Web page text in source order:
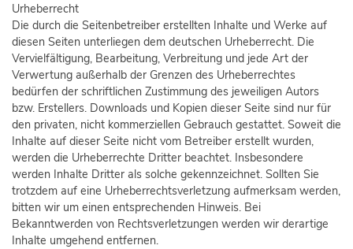
Urheberrecht
Die durch die Seitenbetreiber erstellten Inhalte und Werke auf
diesen Seiten unterliegen dem deutschen Urheberrecht. Die
Vervielfältigung, Bearbeitung, Verbreitung und jede Art der
Verwertung außerhalb der Grenzen des Urheberrechtes
bedürfen der schriftlichen Zustimmung des jeweiligen Autors
bzw. Erstellers. Downloads und Kopien dieser Seite sind nur für
den privaten, nicht kommerziellen Gebrauch gestattet. Soweit die
Inhalte auf dieser Seite nicht vom Betreiber erstellt wurden,
werden die Urheberrechte Dritter beachtet. Insbesondere
werden Inhalte Dritter als solche gekennzeichnet. Sollten Sie
trotzdem auf eine Urheberrechtsverletzung aufmerksam werden,
bitten wir um einen entsprechenden Hinweis. Bei
Bekanntwerden von Rechtsverletzungen werden wir derartige
Inhalte umgehend entfernen.